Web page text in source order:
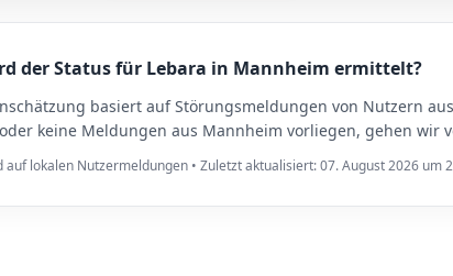
der Status für Lebara in Mannheim ermittelt?
basiert auf Störungsmeldungen von Nutzern
keine Meldungen aus Mannheim vorliegen, gehen wir
auf lokalen Nutzermeldungen • Zuletzt aktualisiert: 07. August 2026 um